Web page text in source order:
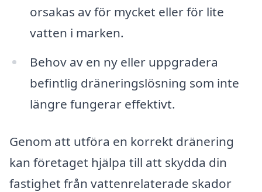
orsakas av för mycket eller för lite
vatten i marken.
Behov av en ny eller uppgradera
befintlig dräneringslösning som inte
längre fungerar effektivt.
Genom att utföra en korrekt dränering
kan företaget hjälpa till att skydda din
fastighet från vattenrelaterade skador